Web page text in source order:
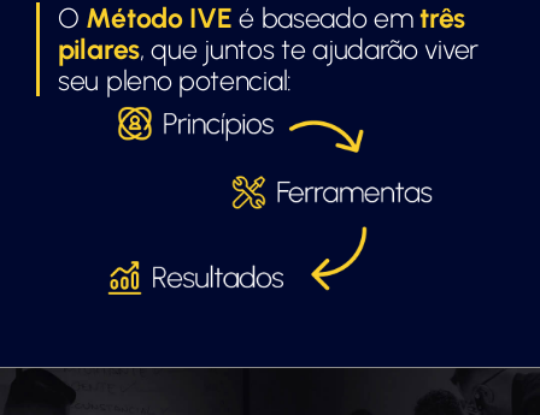
O Método IVE é baseado emtrês
pilares, que juntos te ajudarão viver
seu pleno potencial: